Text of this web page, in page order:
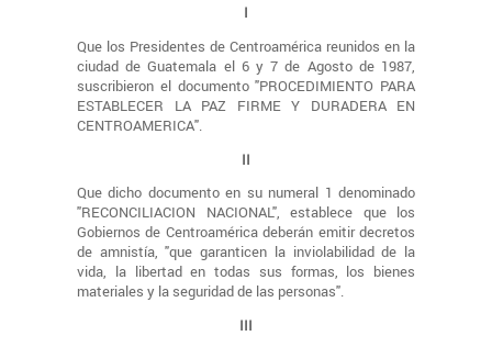
I
Que los Presidentes de Centroamérica reunidos en la
ciudad de Guatemala el 6 y 7 de Agosto de 1987,
suscribieron el documento "PROCEDIMIENTO PARA
ESTABLECER LA PAZ FIRME Y DURADERA EN
CENTROAMERICA".
II
Que dicho documento en su numeral 1 denominado
"RECONCILIACION NACIONAL", establece que los
Gobiernos de Centroamérica deberán emitir decretos
de amnistía, "que garanticen la inviolabilidad de la
vida, la libertad en todas sus formas, los bienes
materiales y la seguridad de las personas".
III